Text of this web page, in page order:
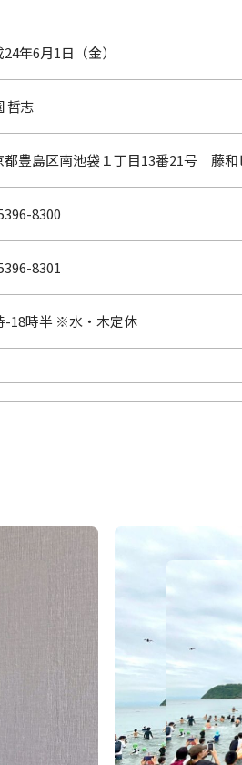
24年6月1日（金）
哲志
都豊島区南池袋１丁目13番21号 藤
8300
8301
-18時半 ※水・木定休